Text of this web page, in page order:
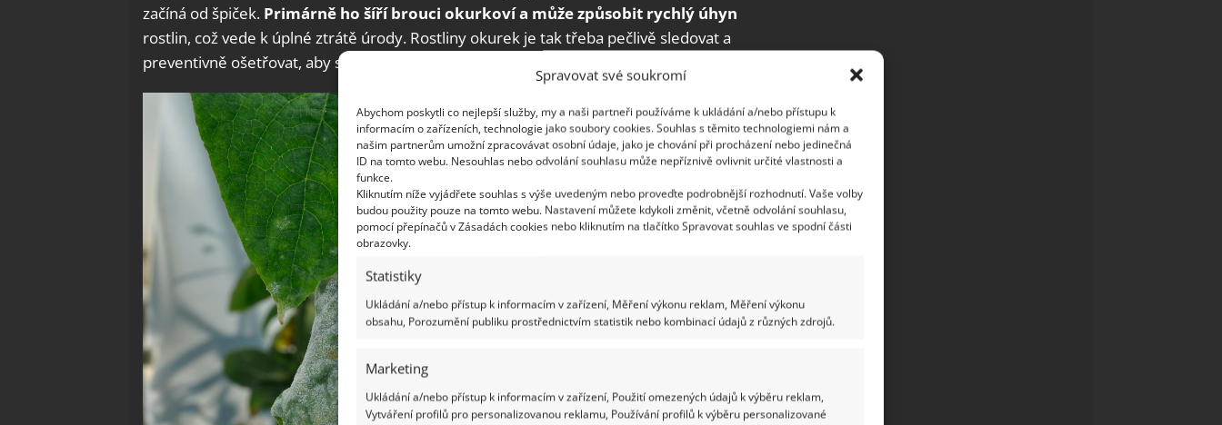
Spravovat své soukromí
Abychom poskytli co nejlepší služby, my a naši partneři používáme k ukládání a/nebo přístupu k
informacím o zařízeních, technologie jako soubory cookies. Souhlas s těmito technologiemi nám a
našim partnerům umožní zpracovávat osobní údaje, jako je chování při procházení nebo jedinečná
ID na tomto webu. Nesouhlas nebo odvolání souhlasu může nepříznivě ovlivnit určité vlastnosti a
funkce.
Kliknutím níže vyjádřete souhlas s výše uvedeným nebo proveďte podrobnější rozhodnutí. Vaše volby
budou použity pouze na tomto webu. Nastavení můžete kdykoli změnit, včetně odvolání souhlasu,
pomocí přepínačů v Zásadách cookies nebo kliknutím na tlačítko Spravovat souhlas ve spodní části
obrazovky.
Statistiky
Ukládání a/nebo přístup k informacím v zařízení, Měření výkonu reklam, Měření výkonu
obsahu, Porozumění publiku prostřednictvím statistik nebo kombinací údajů z různých zdrojů.
Marketing
Ukládání a/nebo přístup k informacím v zařízení, Použití omezených údajů k výběru reklam,
Vytváření profilů pro personalizovanou reklamu, Používání profilů k výběru personalizované
začíná od špiček. Primárně ho šíří brouci okurkovía může způsobit rychlý úhyn
rostlin, což vede k úplné ztrátě úrody. Rostliny okurek je tak třeba pečlivě sledovat a
preventivně ošetřovat, aby se snížilo riziko onemocnění nebo napadení plísněmi.